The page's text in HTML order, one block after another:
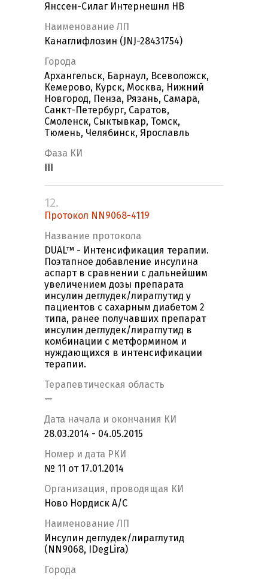
Янссен-Силаг Интернешнл НВ
Наименование ЛП
Канаглифлозин (JNJ-28431754)
Города
Архангельск, Барнаул, Всеволожск,
Кемерово, Курск, Москва, Нижний
Новгород, Пенза, Рязань, Самара,
Санкт-Петербург, Саратов,
Смоленск, Сыктывкар, Томск,
Тюмень, Челябинск, Ярославль
Фаза КИ
12.
Протокол NN9068-4119
Название протокола
DUAL™ - Интенсификация терапии.
Поэтапное добавление инсулина
аспарт в сравнении с дальнейшим
увеличением дозы препарата
инсулин деглудек/лираглутид у
пациентов с сахарным диабетом 2
типа, ранее получавших препарат
инсулин деглудек/лираглутид в
комбинации с метформином и
нуждающихся в интенсификации
терапии.
Терапевтическая область
—
Дата начала и окончания КИ
28.03.2014 - 04.05.2015
Номер и дата РКИ
№ 11 от 17.01.2014
Организация, проводящая КИ
Ново Нордиск А/С
Наименование ЛП
Инсулин деглудек/лираглутид
(NN9068, IDegLira)
Города